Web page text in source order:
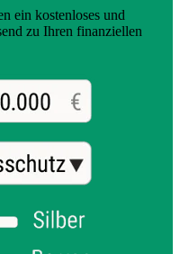
ein kostenloses und
zu Ihren finanziellen